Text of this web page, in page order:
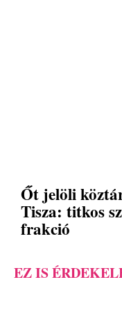
Őt jelöli
Tisza: titkos
frakció
EZ IS